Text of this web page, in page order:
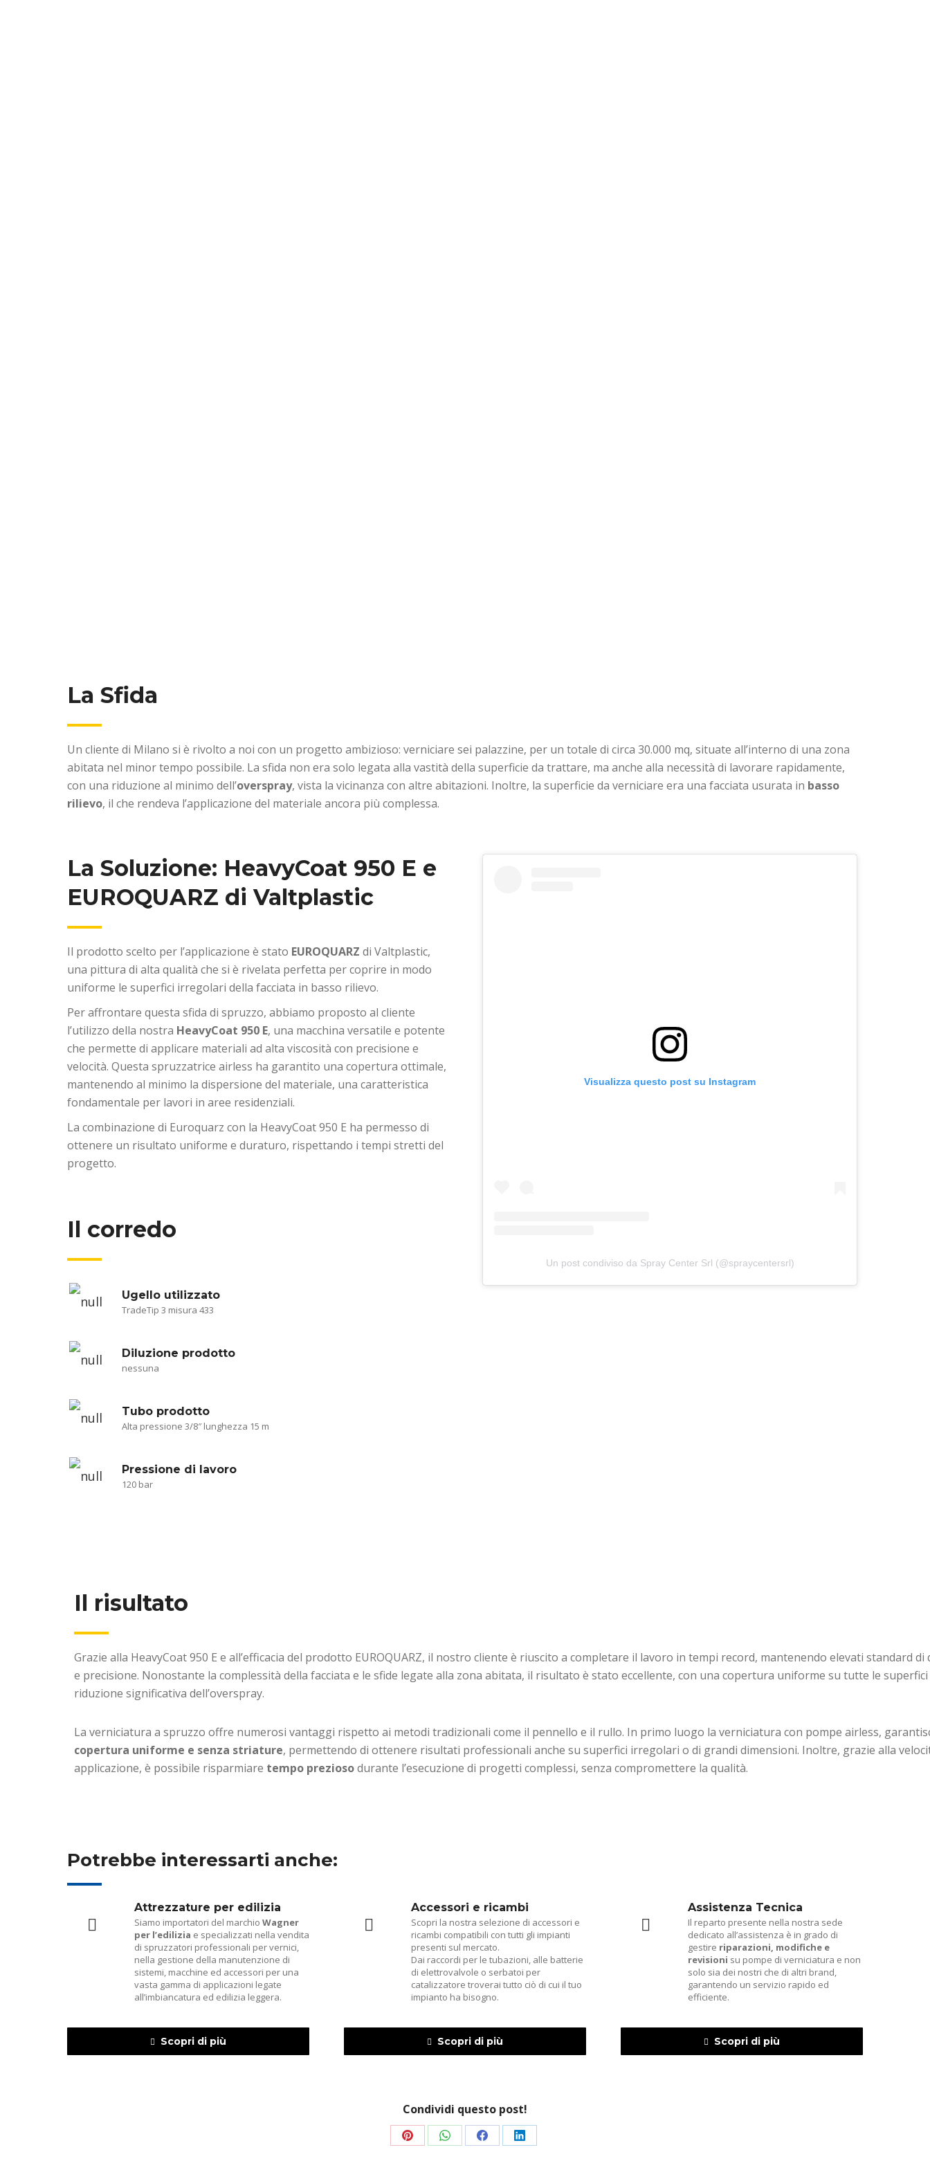
La Sfida
Un cliente di Milano si è rivolto a noi con un progetto ambizioso: verniciare sei palazzine, per un totale di circa 30.000 mq, situate all’interno di una zona
abitata nel minor tempo possibile. La sfida non era solo legata alla vastità della superficie da trattare, ma anche alla necessità di lavorare rapidamente,
con una riduzione al minimo dell’overspray, vista la vicinanza con altre abitazioni. Inoltre, la superficie da verniciare era una facciata usurata in basso
rilievo, il che rendeva l’applicazione del materiale ancora più complessa.
La Soluzione: HeavyCoat 950 E e
EUROQUARZ di Valtplastic
Il prodotto scelto per l’applicazione è stato EUROQUARZ di Valtplastic,
una pittura di alta qualità che si è rivelata perfetta per coprire in modo
uniforme le superfici irregolari della facciata in basso rilievo.
Per affrontare questa sfida di spruzzo, abbiamo proposto al cliente
l’utilizzo della nostra HeavyCoat 950 E, una macchina versatile e potente
che permette di applicare materiali ad alta viscosità con precisione e
velocità. Questa spruzzatrice airless ha garantito una copertura ottimale,
mantenendo al minimo la dispersione del materiale, una caratteristica
fondamentale per lavori in aree residenziali.
La combinazione di Euroquarz con la HeavyCoat 950 E ha permesso di
ottenere un risultato uniforme e duraturo, rispettando i tempi stretti del
progetto.
Il corredo
Ugello utilizzato
TradeTip 3 misura 433
Diluzione prodotto
nessuna
Tubo prodotto
Alta pressione 3/8″ lunghezza 15 m
Pressione di lavoro
120 bar
Visualizza questo post su Instagram
Un post condiviso da Spray Center Srl (@spraycentersrl)
Il risultato
Grazie alla HeavyCoat 950 E e all’efficacia del prodotto EUROQUARZ, il nostro cliente è riuscito a completare il lavoro in tempi record, mantenendo elevati standard di
e precisione. Nonostante la complessità della facciata e le sfide legate alla zona abitata, il risultato è stato eccellente, con una copertura uniforme su tutte le
riduzione significativa dell’overspray.
La verniciatura a spruzzo offre numerosi vantaggi rispetto ai metodi tradizionali come il pennello e il rullo. In primo luogo la verniciatura con pompe airless,
copertura uniforme e senza striature, permettendo di ottenere risultati professionali anche su superfici irregolari o di grandi dimensioni. Inoltre, grazie alla
applicazione, è possibile risparmiare tempo preziosodurante l’esecuzione di progetti complessi, senza compromettere la qualità.
Potrebbe interessarti anche:
Attrezzature per edilizia
Siamo importatori del marchio Wagner
per l’edilizia e specializzati nella vendita
di spruzzatori professionali per vernici,
nella gestione della manutenzione di
sistemi, macchine ed accessori per una
vasta gamma di applicazioni legate
all’imbiancatura ed edilizia leggera.
Scopri di più
Accessori e ricambi
Scopri la nostra selezione di accessori e
ricambi compatibili con tutti gli impianti
presenti sul mercato.
Dai raccordi per le tubazioni, alle batterie
di elettrovalvole o serbatoi per
catalizzatore troverai tutto ciò di cui il tuo
impianto ha bisogno.
Scopri di più
Assistenza Tecnica
Il reparto presente nella nostra sede
dedicato all’assistenza è in grado di
gestire riparazioni, modifiche e
revisioni su pompe di verniciatura e non
solo sia dei nostri che di altri brand,
garantendo un servizio rapido ed
efficiente.
Scopri di più
Condividi questo post!
Share Share Share Share